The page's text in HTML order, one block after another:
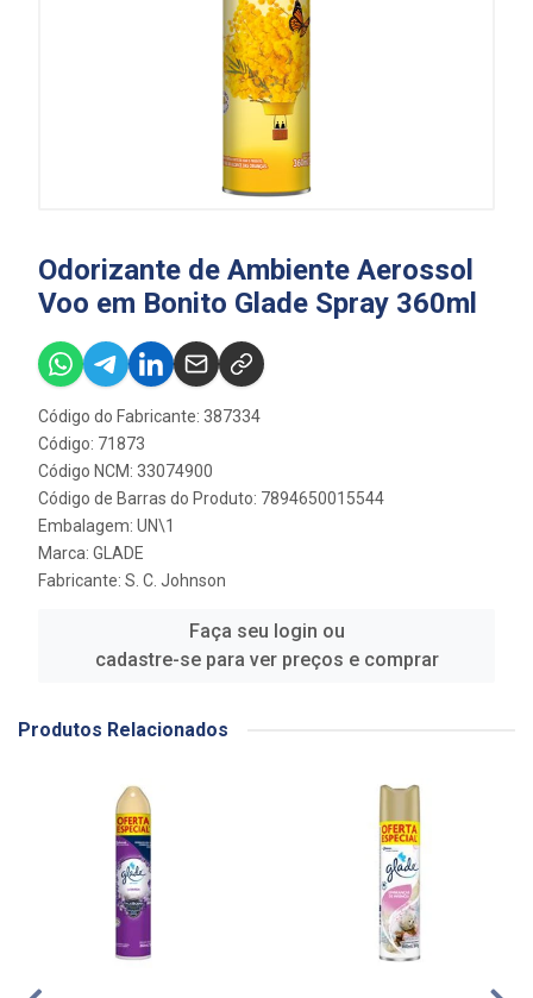
Odorizante de Ambiente Aerossol
Voo em Bonito Glade Spray 360ml
Código do Fabricante: 387334
Código: 71873
Código NCM: 33074900
Código de Barras do Produto: 7894650015544
Embalagem: UN\1
Marca: GLADE
Fabricante: S. C. Johnson
Faça seu login ou
cadastre-se para ver preços e comprar
Produtos Relacionados